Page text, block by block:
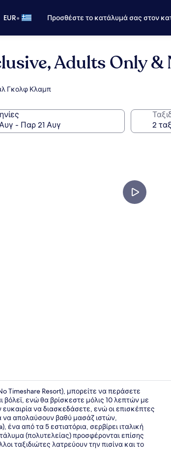
EUR• Προσθέστε το κατάλυμά σας στον
Adults Only
Γκολφ Κλαμπ
Timeshare Resort), μπορείτε να περάσετε
ενώ θα βρίσκεστε μόλις 10 λεπτών με
να διασκεδάσετε, ενώ οι επισκέπτες
να απολαύσουν βαθύ μασάζ ιστών,
ένα από τα 5 εστιατόρια, σερβίρει ιταλική
(πολυτελείας) προσφέρονται επίσης
ταξιδιώτες λατρεύουν την πισίνα και το